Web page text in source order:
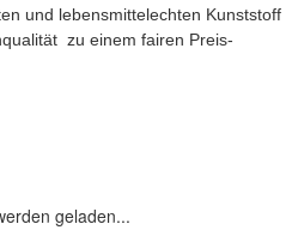
und lebensmittelechten Kunststoff
zu einem fairen Preis-
geladen...